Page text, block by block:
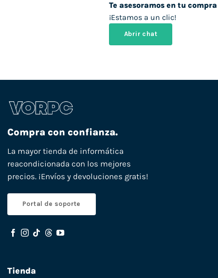
Te asesoramos en tu compra
¡Estamos a un clic!
Abrir chat
Compra con confianza.
La mayor tienda de informática
reacondicionada con los mejores
precios. ¡Envíos y devoluciones gratis!
Portal de soporte
Tienda